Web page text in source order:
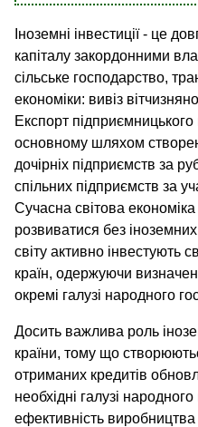
Іноземні інвестиції - це
капіталу закордонними
сільське господарство,
економіки: вивіз
Експорт підприємницького
основному шляхом
дочірніх підприємств за
спільних підприємств за
Сучасна світова
розвиватися без
світу активно інвестують
країн, одержуючи
окремі галузі народного
Досить важлива роль
країни, тому що
отриманих кредитів
необхідні галузі
ефективність виробництва